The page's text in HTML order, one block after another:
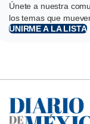
Únete a nuestra
los temas que
UNIRME A LA LISTA